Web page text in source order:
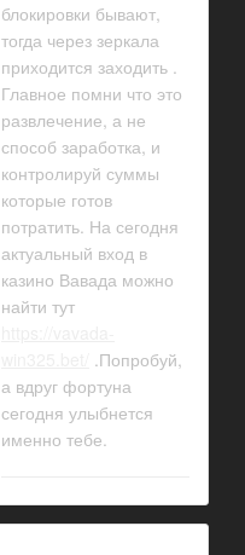
блокировки бывают,
тогда через зеркала
приходится заходить .
Главное помни что это
развлечение, а не
способ заработка, и
контролируй суммы
которые готов
потратить. На сегодня
актуальный вход в
казино Вавада можно
найти тут
.Попробуй,
а вдруг фортуна
сегодня улыбнется
именно тебе.